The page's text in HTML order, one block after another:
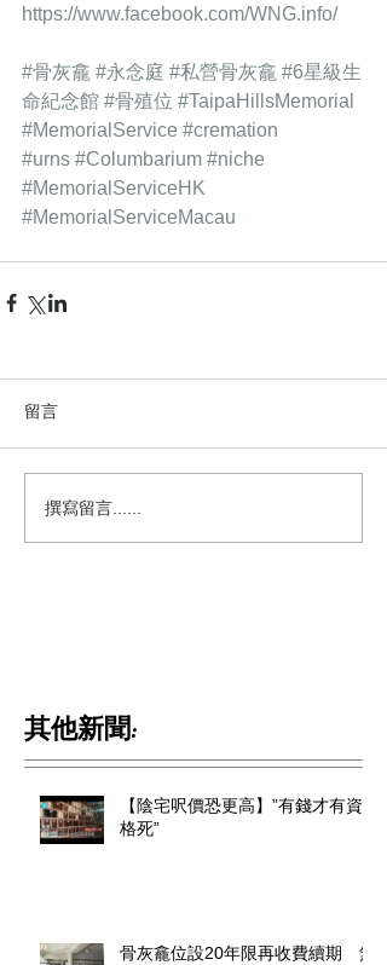
https://www.facebook.com/WNG.info/
#骨灰龕 #永念庭 #私營骨灰龕 #6星級生
命紀念館 #骨殖位 #TaipaHillsMemorial
#MemorialService #cremation
#urns #Columbarium #niche
#MemorialServiceHK
#MemorialServiceMacau
留言
撰寫留言......
其他新聞:
【陰宅呎價恐更高】”有錢才有資
格死”
骨灰龕位設20年限再收費續期 無